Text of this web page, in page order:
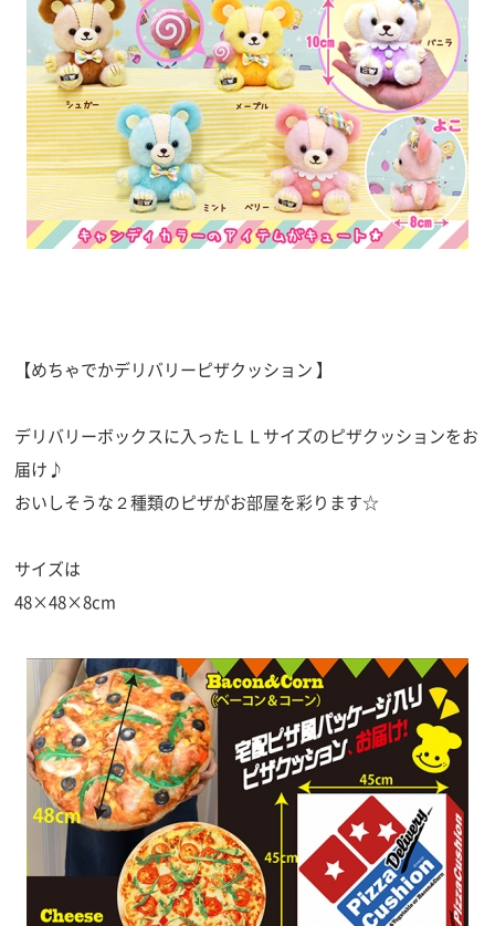
【めちゃでかデリバリーピザクッション 】
デリバリーボックスに入ったＬＬサイズのピザクッションをお
届け♪
おいしそうな２種類のピザがお部屋を彩ります☆
サイズは
48×48×8cm